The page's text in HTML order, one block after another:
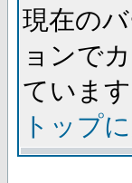
現在の
ョンで
ています
トップ